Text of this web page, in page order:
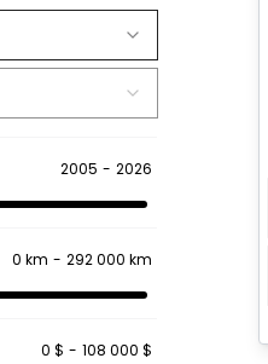
2005 - 2026
0 km - 292 000 km
0 $ - 108 000 $